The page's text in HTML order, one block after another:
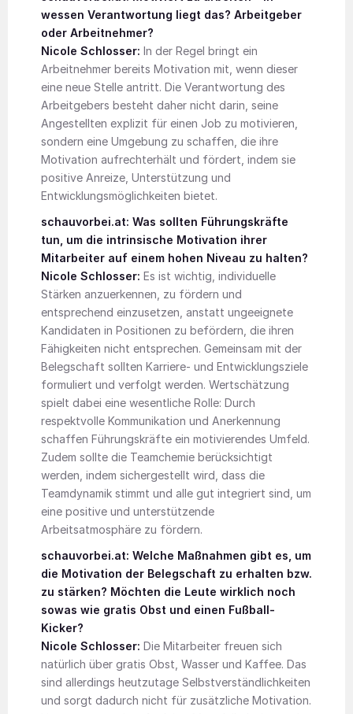
wessen Verantwortung liegt das? Arbeitgeber
oder Arbeitnehmer?
Nicole Schlosser: In der Regel bringt ein
Arbeitnehmer bereits Motivation mit, wenn dieser
eine neue Stelle antritt. Die Verantwortung des
Arbeitgebers besteht daher nicht darin, seine
Angestellten explizit für einen Job zu motivieren,
sondern eine Umgebung zu schaffen, die ihre
Motivation aufrechterhält und fördert, indem sie
positive Anreize, Unterstützung und
Entwicklungsmöglichkeiten bietet.
schauvorbei.at: Was sollten Führungskräfte
tun, um die intrinsische Motivation ihrer
Mitarbeiter auf einem hohen Niveau zu halten?
Nicole Schlosser: Es ist wichtig, individuelle
Stärken anzuerkennen, zu fördern und
entsprechend einzusetzen, anstatt ungeeignete
Kandidaten in Positionen zu befördern, die ihren
Fähigkeiten nicht entsprechen. Gemeinsam mit der
Belegschaft sollten Karriere- und Entwicklungsziele
formuliert und verfolgt werden. Wertschätzung
spielt dabei eine wesentliche Rolle: Durch
respektvolle Kommunikation und Anerkennung
schaffen Führungskräfte ein motivierendes Umfeld.
Zudem sollte die Teamchemie berücksichtigt
werden, indem sichergestellt wird, dass die
Teamdynamik stimmt und alle gut integriert sind, um
eine positive und unterstützende
Arbeitsatmosphäre zu fördern.
schauvorbei.at: Welche Maßnahmen gibt es, um
die Motivation der Belegschaft zu erhalten bzw.
zu stärken? Möchten die Leute wirklich noch
sowas wie gratis Obst und einen Fußball-
Kicker?
Nicole Schlosser: Die Mitarbeiter freuen sich
natürlich über gratis Obst, Wasser und Kaffee. Das
sind allerdings heutzutage Selbstverständlichkeiten
und sorgt dadurch nicht für zusätzliche Motivation.